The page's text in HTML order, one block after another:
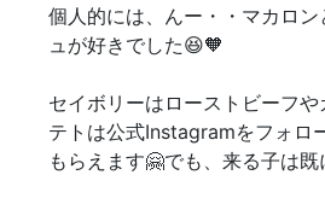
個人的には、んー・・マカロ
ュが好きでした😆🧡
セイボリーはローストビーフ
テトは公式Instagramをフォロ
もらえます🤗でも、来る子は